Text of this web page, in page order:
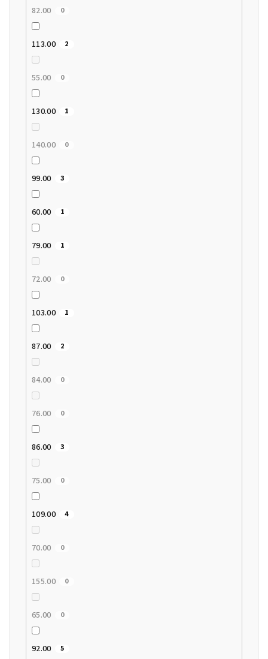
82.00 0
113.00 2
55.00 0
130.00 1
140.00 0
99.00 3
60.00 1
79.00 1
72.00 0
103.00 1
87.00 2
84.00 0
76.00 0
86.00 3
75.00 0
109.00 4
70.00 0
155.00 0
65.00 0
92.00 5